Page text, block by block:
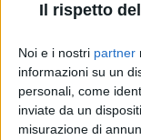
Il rispetto
Noi e i nostri partner
informazioni su un
personali, come
inviate da un
misurazione di
PER I 10 ANNI DI